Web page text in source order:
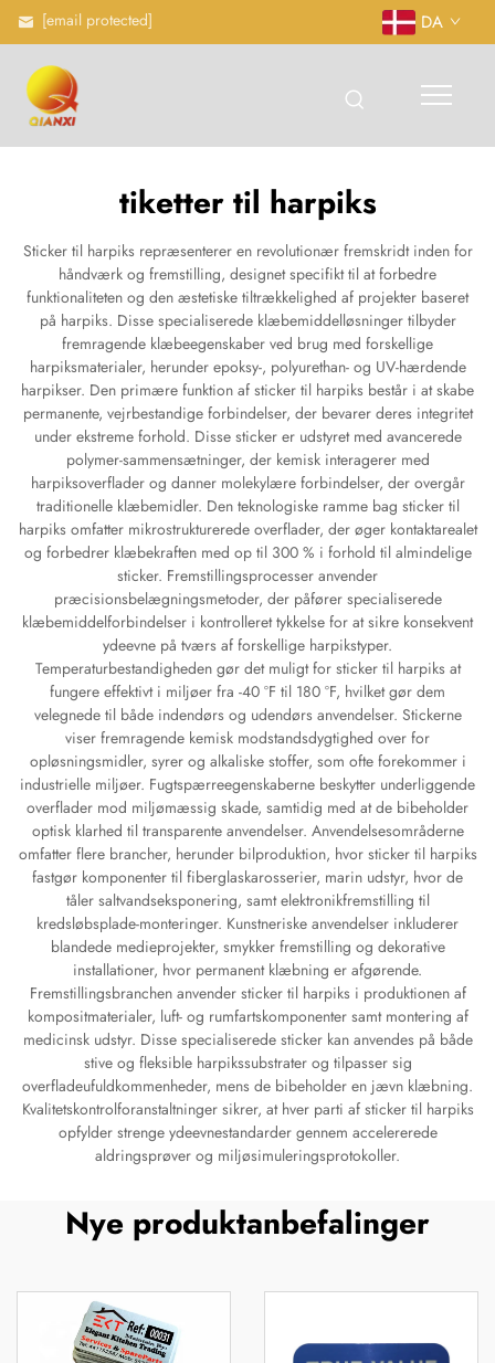
[email protected] DA
tiketter til harpiks
Sticker til harpiks repræsenterer en revolutionær fremskridt inden for
håndværk og fremstilling, designet specifikt til at forbedre
funktionaliteten og den æstetiske tiltrækkelighed af projekter baseret
på harpiks. Disse specialiserede klæbemiddelløsninger tilbyder
fremragende klæbeegenskaber ved brug med forskellige
harpiksmaterialer, herunder epoksy-, polyurethan- og UV-hærdende
harpikser. Den primære funktion af sticker til harpiks består i at skabe
permanente, vejrbestandige forbindelser, der bevarer deres integritet
under ekstreme forhold. Disse sticker er udstyret med avancerede
polymer-sammensætninger, der kemisk interagerer med
harpiksoverflader og danner molekylære forbindelser, der overgår
traditionelle klæbemidler. Den teknologiske ramme bag sticker til
harpiks omfatter mikrostrukturerede overflader, der øger kontaktarealet
og forbedrer klæbekraften med op til 300 % i forhold til almindelige
sticker. Fremstillingsprocesser anvender
præcisionsbelægningsmetoder, der påfører specialiserede
klæbemiddelforbindelser i kontrolleret tykkelse for at sikre konsekvent
ydeevne på tværs af forskellige harpikstyper.
Temperaturbestandigheden gør det muligt for sticker til harpiks at
fungere effektivt i miljøer fra -40 °F til 180 °F, hvilket gør dem
velegnede til både indendørs og udendørs anvendelser. Stickerne
viser fremragende kemisk modstandsdygtighed over for
opløsningsmidler, syrer og alkaliske stoffer, som ofte forekommer i
industrielle miljøer. Fugtspærreegenskaberne beskytter underliggende
overflader mod miljømæssig skade, samtidig med at de bibeholder
optisk klarhed til transparente anvendelser. Anvendelsesområderne
omfatter flere brancher, herunder bilproduktion, hvor sticker til harpiks
fastgør komponenter til fiberglaskarosserier, marin udstyr, hvor de
tåler saltvandseksponering, samt elektronikfremstilling til
kredsløbsplade-monteringer. Kunstneriske anvendelser inkluderer
blandede medieprojekter, smykker fremstilling og dekorative
installationer, hvor permanent klæbning er afgørende.
Fremstillingsbranchen anvender sticker til harpiks i produktionen af
kompositmaterialer, luft- og rumfartskomponenter samt montering af
medicinsk udstyr. Disse specialiserede sticker kan anvendes på både
stive og fleksible harpikssubstrater og tilpasser sig
overfladeufuldkommenheder, mens de bibeholder en jævn klæbning.
Kvalitetskontrolforanstaltninger sikrer, at hver parti af sticker til harpiks
opfylder strenge ydeevnestandarder gennem accelererede
aldringsprøver og miljøsimuleringsprotokoller.
Nye produktanbefalinger